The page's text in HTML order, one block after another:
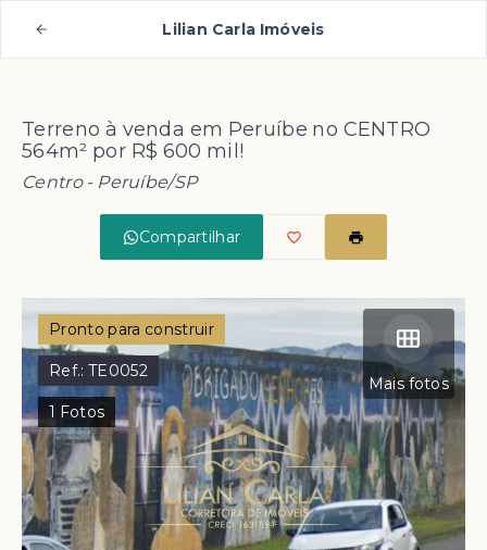
Lilian Carla Imóveis
Terreno à venda em Peruíbe no CENTRO
564m² por R$ 600 mil!
Centro - Peruíbe/SP
Compartilhar
Mais fotos
Pronto para construir
Ref.:TE0052
1 Fotos